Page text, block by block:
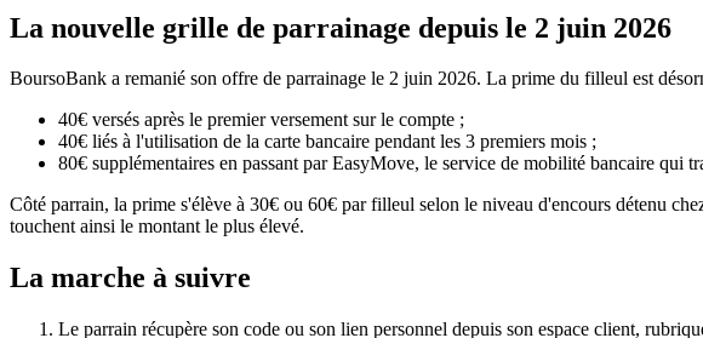
La nouvelle grille de parrainage depuis le 2 juin 2026
BoursoBank a remanié son offre de parrainage le 2 juin 2026. La prime du filleul est
40€ versés après le premier versement sur le compte ;
40€ liés à l'utilisation de la carte bancaire pendant les 3 premiers mois ;
80€ supplémentaires en passant par EasyMove, le service de mobilité bancaire qui
Côté parrain, la prime s'élève à 30€ ou 60€ par filleul selon le niveau d'encours détenu
touchent ainsi le montant le plus élevé.
La marche à suivre
Le parrain récupère son code ou son lien personnel depuis son espace client,